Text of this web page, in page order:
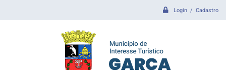
Login / Cadastro